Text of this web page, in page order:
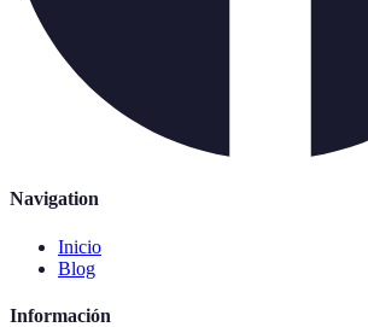
Navigation
Inicio
Blog
Información